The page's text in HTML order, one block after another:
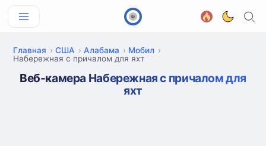
Главная США Алабама
Мобил
Набережная с причалом для яхт
Веб-камера Набережная с причалом для
яхт